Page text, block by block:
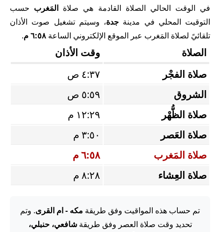
في الوقت الحالي الصلاة القادمة هي صلاة المَغرب حسب
التوقيت المحلي في مدينة جدة، وسيتم تشغيل صوت الأذان
تلقائيً لصلاة المَغرب عبر الموقع الإلكتروني الساعة ٦:٥٨ م .
الصلاة
وقت الأذان
صلاة الفجْر
٤:٣٧ ص
الشروق
٥:٥٩ ص
صلاة الظُّهْر
١٢:٢٩ م
صلاة العَصر
٣:٥٠ م
صلاة المَغرب
٦:٥٨ م
صلاة العِشاء
٨:٢٨ م
تم حساب هذه المواقيت وفق طريقة مكه - ام القرى. وتم
تحديد وقت صلاة العصر وفق طريقةشافعي، حنبلي،